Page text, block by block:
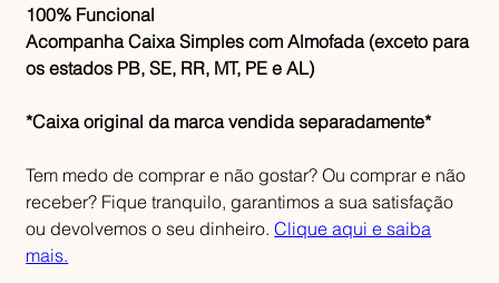
100% Funcional
Acompanha Caixa Simples com Almofada (exceto para
os estados PB, SE, RR, MT, PE e AL)
*Caixa original da marca vendida separadamente*
Tem medo de comprar e não gostar? Ou comprar e não
receber? Fique tranquilo, garantimos a sua satisfação
ou devolvemos o seu dinheiro.Clique aqui e saiba
mais.